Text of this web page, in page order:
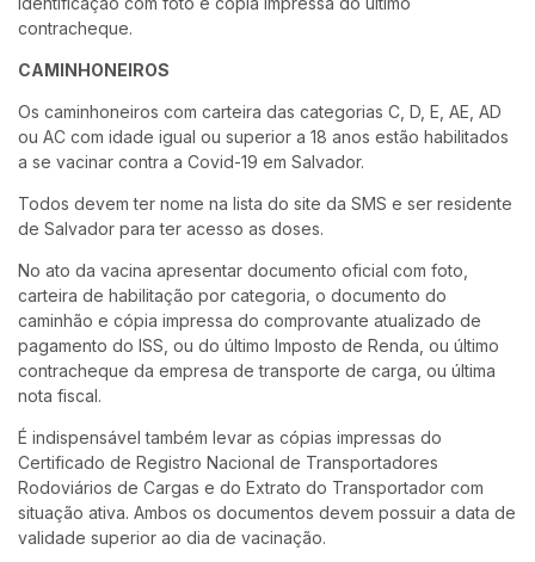
contracheque.
CAMINHONEIROS
Os caminhoneiros com carteira das categorias C, D, E, AE, AD
ou AC com idade igual ou superior a 18 anos estão habilitados
a se vacinar contra a Covid-19 em Salvador.
Todos devem ter nome na lista do site da SMS e ser residente
de Salvador para ter acesso as doses.
No ato da vacina apresentar documento oficial com foto,
carteira de habilitação por categoria, o documento do
caminhão e cópia impressa do comprovante atualizado de
pagamento do ISS, ou do último Imposto de Renda, ou último
contracheque da empresa de transporte de carga, ou última
nota fiscal.
É indispensável também levar as cópias impressas do
Certificado de Registro Nacional de Transportadores
Rodoviários de Cargas e do Extrato do Transportador com
situação ativa. Ambos os documentos devem possuir a data de
validade superior ao dia de vacinação.